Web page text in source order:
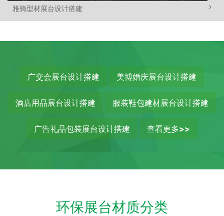
雅骑型材展台设计搭建
广交会展台设计搭建 美博婚庆展台设计搭建
酒店用品展台设计搭建 服装鞋包建材展台设计搭建
广告礼品包装展台设计搭建 查看更多>>
环保展台材质分类